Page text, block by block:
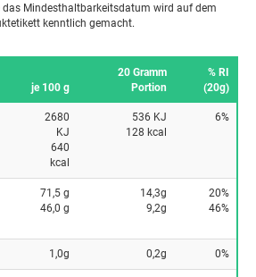
das Mindesthaltbarkeitsdatum wird auf dem
kenntlich gemacht.
je 100 g
20 Gramm
Portion
% RI
(20g)
2680
KJ
640
kcal
536 KJ
128 kcal
6%
71,5 g
46,0 g
14,3g
9,2g
20%
46%
1,0g 0,2g 0%